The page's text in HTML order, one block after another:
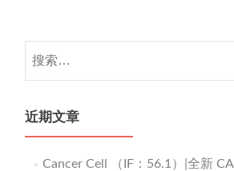
索：
近期文章
Cancer Cell （IF：56.1）|全新